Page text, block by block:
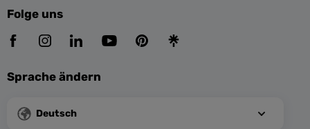
Folge uns
Sprache ändern
Deutsch